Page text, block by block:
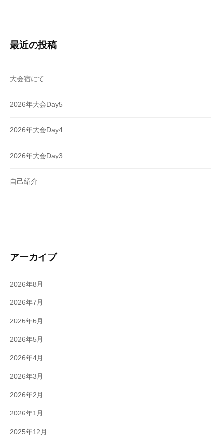
最近の投稿
大会宿にて
2026年大会Day5
2026年大会Day4
2026年大会Day3
自己紹介
アーカイブ
2026年8月
2026年7月
2026年6月
2026年5月
2026年4月
2026年3月
2026年2月
2026年1月
2025年12月